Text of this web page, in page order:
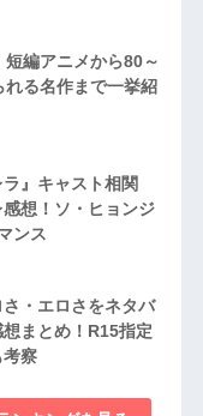
編アニメから80～
る名作まで一挙紹
ラ』キャスト相関
想！ソ・ヒョンジ
ンス
さ・エロさをネタバ
まとめ！R15指定
考察